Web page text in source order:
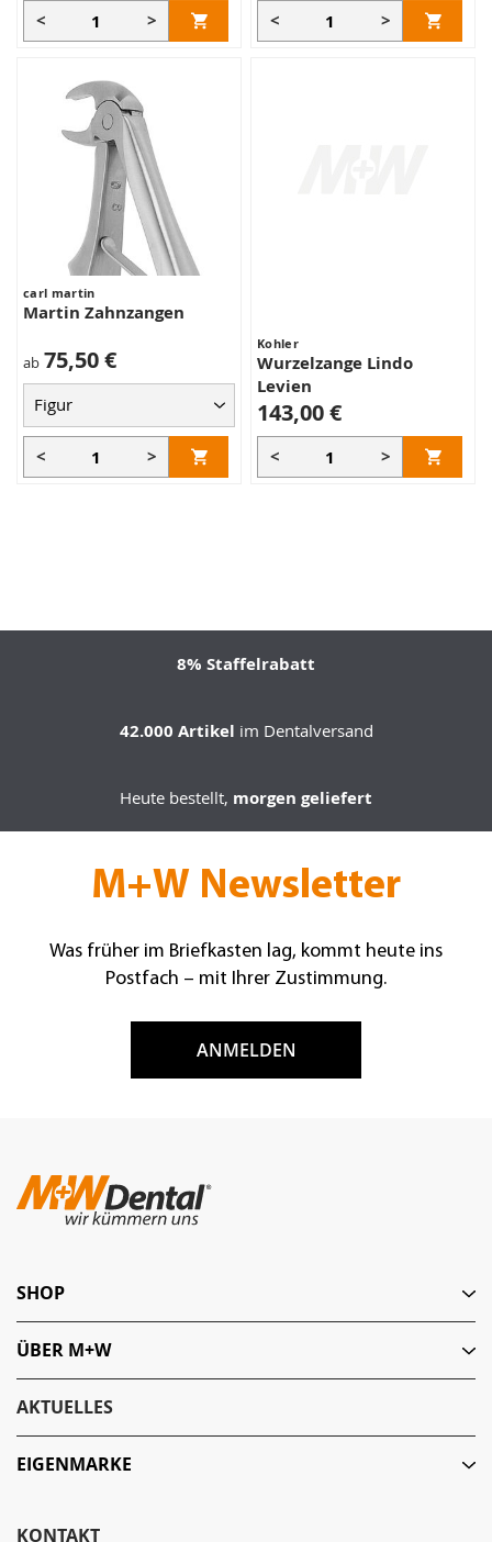
< > < >
carl martin
Martin Zahnzangen
ab 75,50 €
< >
Kohler
Wurzelzange Lindo
Levien
143,00 €
< >
8% Staffelrabatt
42.000 Artikel im Dentalversand
Heute bestellt, morgen geliefert
M+W Newsletter
Was früher im Briefkasten lag, kommt heute ins
Postfach – mit Ihrer Zustimmung.
ANMELDEN
KONTAKT
SHOP
ÜBER M+W
AKTUELLES
EIGENMARKE